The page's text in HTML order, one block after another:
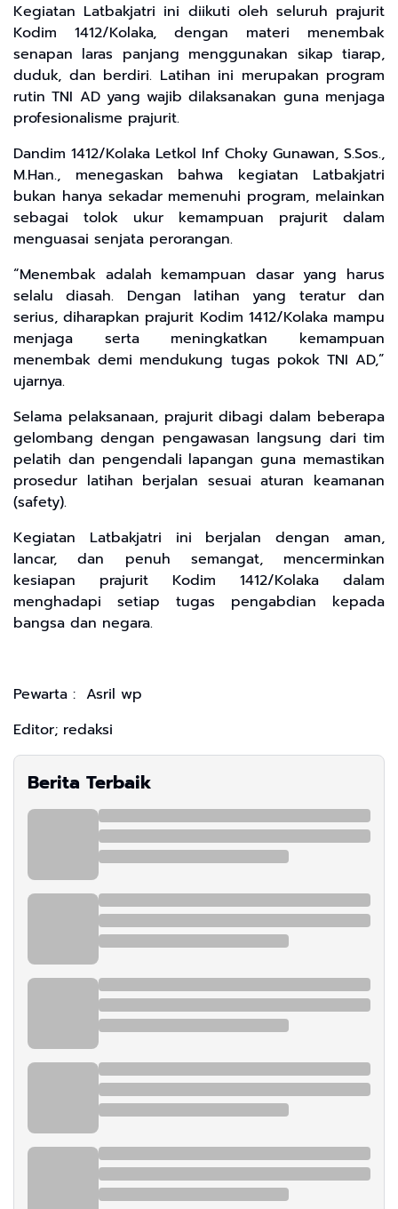
Kegiatan Latbakjatri ini diikuti oleh seluruh prajurit
Kodim 1412/Kolaka, dengan materi menembak
senapan laras panjang menggunakan sikap tiarap,
duduk, dan berdiri. Latihan ini merupakan program
rutin TNI AD yang wajib dilaksanakan guna menjaga
profesionalisme prajurit.
Dandim 1412/Kolaka Letkol Inf Choky Gunawan, S.Sos.,
M.Han., menegaskan bahwa kegiatan Latbakjatri
bukan hanya sekadar memenuhi program, melainkan
sebagai tolok ukur kemampuan prajurit dalam
menguasai senjata perorangan.
“Menembak adalah kemampuan dasar yang harus
selalu diasah. Dengan latihan yang teratur dan
serius, diharapkan prajurit Kodim 1412/Kolaka mampu
menjaga serta meningkatkan kemampuan
menembak demi mendukung tugas pokok TNI AD,”
ujarnya.
Selama pelaksanaan, prajurit dibagi dalam beberapa
gelombang dengan pengawasan langsung dari tim
pelatih dan pengendali lapangan guna memastikan
prosedur latihan berjalan sesuai aturan keamanan
(safety).
Kegiatan Latbakjatri ini berjalan dengan aman,
lancar, dan penuh semangat, mencerminkan
kesiapan prajurit Kodim 1412/Kolaka dalam
menghadapi setiap tugas pengabdian kepada
bangsa dan negara.
Pewarta : Asril wp
Editor; redaksi
Berita Terbaik